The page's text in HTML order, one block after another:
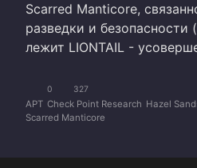
Scarred Manticore,
разведки и безопасности
лежит LIONTAIL -
0 327
APT Check Point Research Hazel
Scarred Manticore